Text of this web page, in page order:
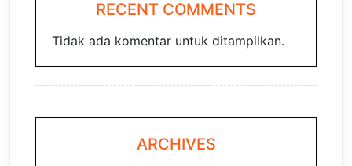
RECENT COMMENTS
Tidak ada komentar untuk ditampilkan.
ARCHIVES